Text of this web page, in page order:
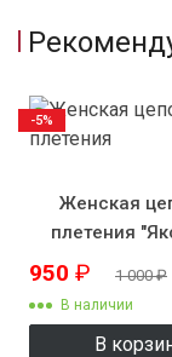
Женская
плетения
950 ₽ 1 000₽
В наличии
В
-5%